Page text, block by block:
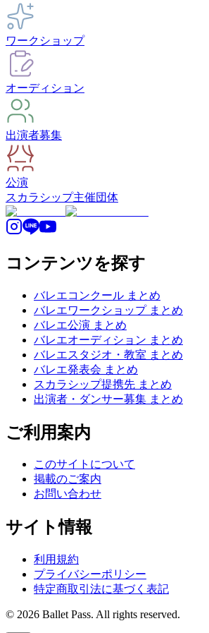
ワークショップ
オーディション
出演者募集
公演
スカラシップ主催団体
コンテンツを探す
バレエコンクール まとめ
バレエワークショップ まとめ
バレエ公演 まとめ
バレエオーディション まとめ
バレエスタジオ・教室 まとめ
バレエ発表会 まとめ
スカラシップ提携先 まとめ
出演者・ダンサー募集 まとめ
ご利用案内
このサイトについて
掲載のご案内
お問い合わせ
サイト情報
利用規約
プライバシーポリシー
特定商取引法に基づく表記
© 2026 Ballet Pass. All rights reserved.